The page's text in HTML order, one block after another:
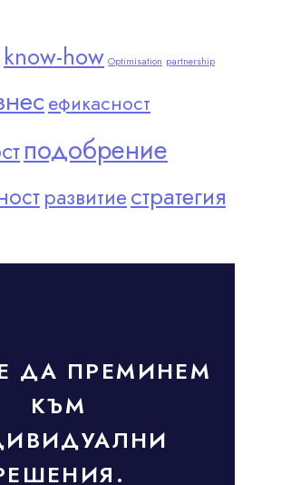
know-how Optimisation partnership
ефикасност
подобрение
развитиестратегия
ДА ПРЕМИНЕМ
КЪМ